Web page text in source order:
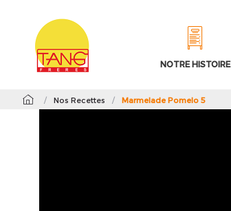
NOTRE HISTOIRE
/ Nos Recettes / Marmelade Pomelo 5